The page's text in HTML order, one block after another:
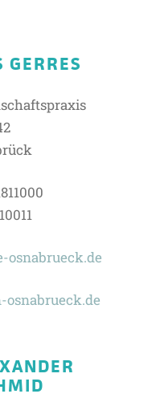
osnabrueck.de